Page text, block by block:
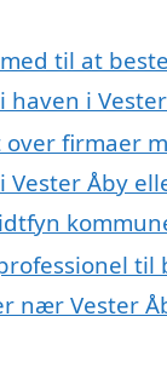
til at
i
firmaer
Åby
nær Vester